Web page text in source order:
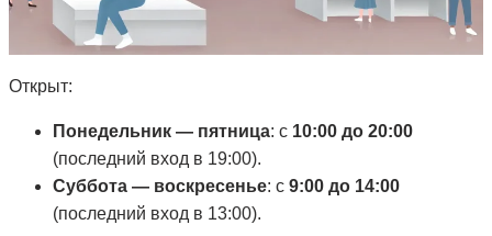
Открыт:
Понедельник — пятница: с 10:00 до 20:00
(последний вход в 19:00).
Суббота — воскресенье: с 9:00 до 14:00
(последний вход в 13:00).